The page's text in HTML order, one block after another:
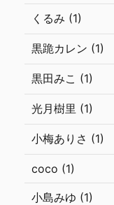
くるみ (1)
黒跪カレン (1)
黒田みこ (1)
光月樹里 (1)
小梅ありさ (1)
coco (1)
小島みゆ (1)